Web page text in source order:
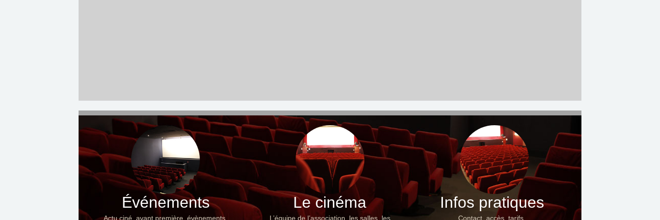
Événements
Actu ciné, avant première, évènements,
Le cinéma
L’équipe de l’association, les salles, les
Infos pratiques
Contact, accès, tarifs…